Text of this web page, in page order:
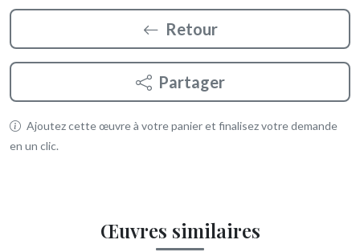
Retour
Partager
Ajoutez cette œuvre à votre panier et finalisez votre demande
en un clic.
Œuvres similaires